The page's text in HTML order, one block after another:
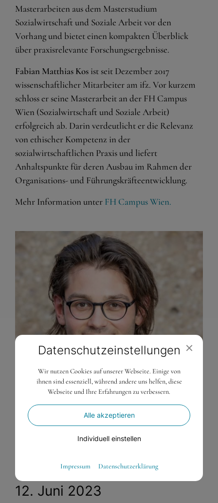
Masterarbeiten aus dem Masterstudium
Sozialwirtschaft und Soziale Arbeit vor den
Vorhang und bietet einen kompakten Überblick
über praxisrelevante Forschungsergebnisse.
Fabian Matthias Kos ist seit Dezember 2017
wissenschaftlicher Mitarbeiter am ifz. Vor kurzem
schloss er seine Masterarbeit an der FH Campus
Wien (Sozialwirtschaft und Soziale Arbeit)
erfolgreich ab. Darin verdeutlicht er die Relevanz
von ethischer Kompetenz in der
sozialwirtschaftlichen Praxis und liefert
Anhaltspunkte für deren Ausbau im Rahmen der
Organisations- und Führungskräfteentwicklung.
Mehr Information unter FH Campus Wien.
12. Juni 2023
Datenschutz­einstellungen
Wir nutzen Cookies auf unserer Webseite. Einige von
ihnen sind essenziell, während andere uns helfen, diese
Webseite und Ihre Erfahrungen zu verbessern.
Alle akzeptieren
Individuell einstellen
Essenzielle Cookies ermöglichen grundlegende Funktionen
und sind für die einwandfreie Funktion der Website
Impressum Datenschutzerklärung